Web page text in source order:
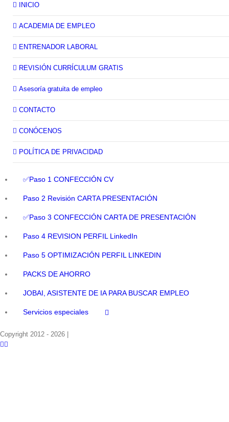
INICIO
ACADEMIA DE EMPLEO
ENTRENADOR LABORAL
REVISIÓN CURRÍCULUM GRATIS
Asesoría gratuita de empleo
CONTACTO
CONÓCENOS
POLÍTICA DE PRIVACIDAD
✅Paso 1 CONFECCIÓN CV
Paso 2 Revisión CARTA PRESENTACIÓN
✅Paso 3 CONFECCIÓN CARTA DE PRESENTACIÓN
Paso 4 REVISION PERFIL LinkedIn
Paso 5 OPTIMIZACIÓN PERFIL LINKEDIN
PACKS DE AHORRO
JOBAI, ASISTENTE DE IA PARA BUSCAR EMPLEO
Servicios especiales
Copyright 2012 - 2026 |
Facebook